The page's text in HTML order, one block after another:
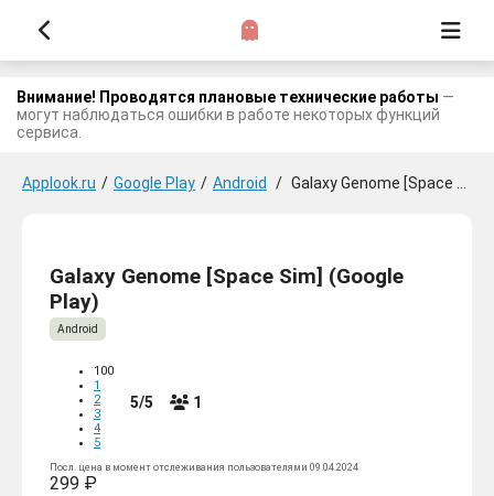
Внимание! Проводятся плановые технические работы —
могут наблюдаться ошибки в работе некоторых функций
сервиса.
Applook.ru / Google Play / Android / Galaxy Genome [Space Sim]
Galaxy Genome [Space Sim] (Google
Play)
Android
100
1
2
3
4
5
5/5 1
Посл. цена в момент отслеживания пользователями 09.04.2024
299 ₽